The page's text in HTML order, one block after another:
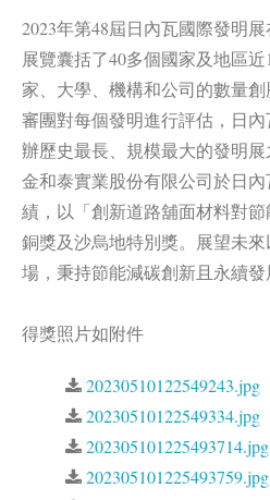
2023年第48屆日內瓦國際發明展
展覽囊括了40多個國家及地區
家、大學、機構和公司的數量
審團對每個發明進行評估，日
辦歷史最長、規模最大的發明展
金和泰實業股份有限公司於日
績，以「創新道路舖面材料對
銅獎及沙烏地特別獎。展望未
場，秉持節能減碳創新且永續發
得獎照片如附件
20230510122549243.jpg
20230510122549334.jpg
202305101225493714.jpg
202305101225493759.jpg